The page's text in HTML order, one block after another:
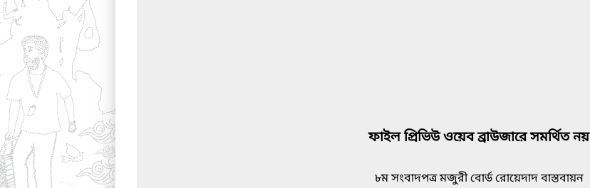
ফাইল প্রিভিউ ওয়েব ব্রাউজারে সমর্থিত নয়
৮ম সংবাদপত্র মজুরী বোর্ড রোয়েদাদ বাস্তবায়ন